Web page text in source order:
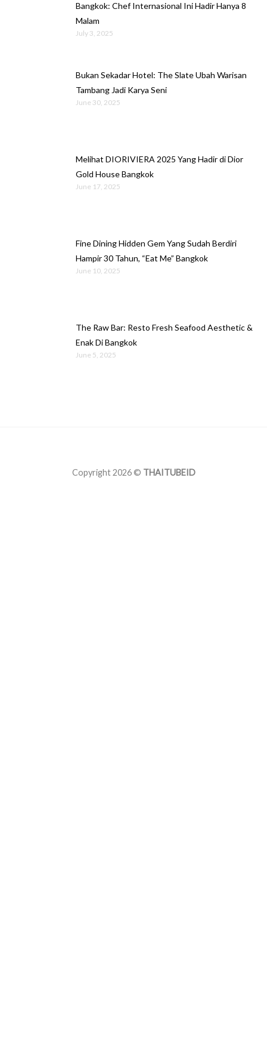
Bangkok: Chef Internasional Ini Hadir Hanya 8
Malam
July 3, 2025
Bukan Sekadar Hotel: The Slate Ubah Warisan
Tambang Jadi Karya Seni
June 30, 2025
Melihat DIORIVIERA 2025 Yang Hadir di Dior
Gold House Bangkok
June 17, 2025
Fine Dining Hidden Gem Yang Sudah Berdiri
Hampir 30 Tahun, “Eat Me” Bangkok
June 10, 2025
The Raw Bar: Resto Fresh Seafood Aesthetic &
Enak Di Bangkok
June 5, 2025
Copyright 2026 © THAITUBEID